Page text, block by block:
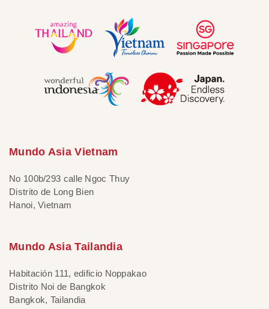
Mundo Asia Vietnam
No 100b/293 calle Ngoc Thuy
Distrito de Long Bien
Hanoi, Vietnam
Mundo Asia Tailandia
Habitación 111, edificio Noppakao
Distrito Noi de Bangkok
Bangkok, Tailandia